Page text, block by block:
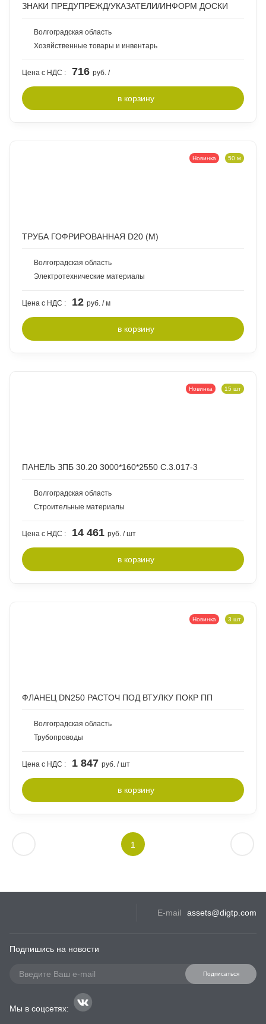
ЗНАКИ ПРЕДУПРЕЖД/УКАЗАТЕЛИ/ИНФОРМ ДОСКИ
Волгоградская область
Хозяйственные товары и инвентарь
Цена с НДС : 716 руб. /
в корзину
Новинка 50 м
ТРУБА ГОФРИРОВАННАЯ D20 (М)
Волгоградская область
Электротехнические материалы
Цена с НДС : 12 руб. / м
в корзину
Новинка 15 шт
ПАНЕЛЬ ЗПБ 30.20 3000*160*2550 С.3.017-3
Волгоградская область
Строительные материалы
Цена с НДС : 14 461 руб. / шт
в корзину
Новинка 3 шт
ФЛАНЕЦ DN250 РАСТОЧ ПОД ВТУЛКУ ПОКР ПП
Волгоградская область
Трубопроводы
Цена с НДС : 1 847 руб. / шт
в корзину
1
E-mail assets@digtp.com
Подпишись на новости
Подписаться
Мы в соцсетях: